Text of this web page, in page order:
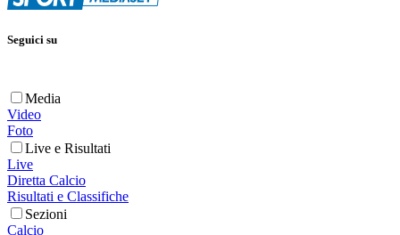
Seguici su
Media
Video
Foto
Live e Risultati
Live
Diretta Calcio
Risultati e Classifiche
Sezioni
Calcio